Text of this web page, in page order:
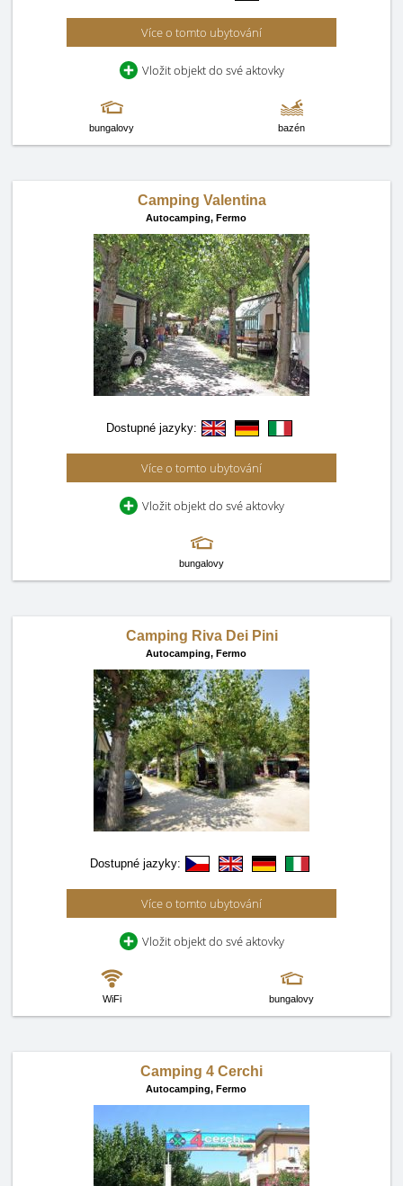
Více o tomto ubytování
Vložit objekt do své aktovky
bungalovy bazén
Camping Valentina
Autocamping, Fermo
Dostupné jazyky:
Více o tomto ubytování
Vložit objekt do své aktovky
bungalovy
Camping Riva Dei Pini
Autocamping, Fermo
Dostupné jazyky:
Více o tomto ubytování
Vložit objekt do své aktovky
WiFi bungalovy
Camping 4 Cerchi
Autocamping, Fermo